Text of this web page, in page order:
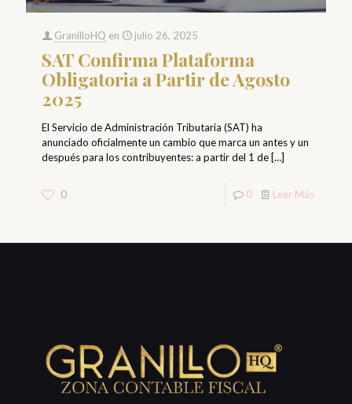
GranilloHQ en julio 26, 2025
SAT Confirma Plataforma
Obligatoria a Partir de Agosto
2025
El Servicio de Administración Tributaria (SAT) ha
anunciado oficialmente un cambio que marca un antes y un
después para los contribuyentes: a partir del 1 de[…]
0 0 Leer Más